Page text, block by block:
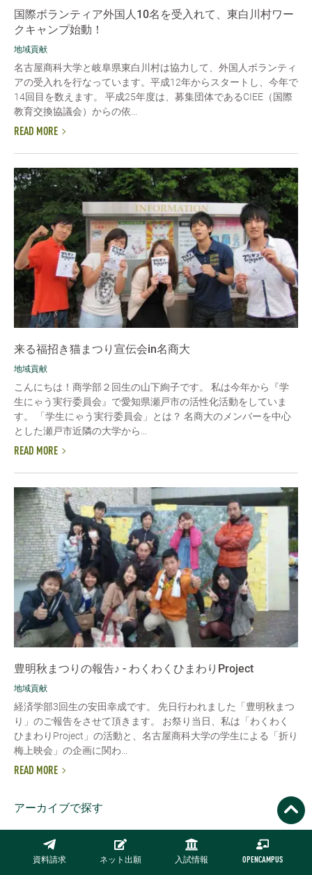
資料請求 ネット出願 入試情報 OPENCAMPUS
国際ボランティア外国人10名を受入れて、東白川村ワー
クキャンプ始動！
地域貢献
名古屋商科大学と岐阜県東白川村は協力して、外国人ボランティ
アの受入れを行なっています。平成12年からスタートし、今年で
14回目を数えます。 平成25年度は、募集団体であるCIEE（国際
教育交換協議会）からの依...
READ MORE
来る福招き猫まつり宣伝会in名商大
地域貢献
こんにちは！商学部２回生の山下絢子です。 私は今年から『学
生にゃう実行委員会』で愛知県瀬戸市の活性化活動をしていま
す。 「学生にゃう実行委員会」とは？ 名商大のメンバーを中心
とした瀬戸市近隣の大学から...
READ MORE
豊明秋まつりの報告♪ - わくわくひまわりProject
地域貢献
経済学部3回生の安田幸成です。 先日行われました「豊明秋まつ
り」のご報告をさせて頂きます。 お祭り当日、私は「わくわく
ひまわりProject」の活動と、名古屋商科大学の学生による「折り
梅上映会」の企画に関わ...
READ MORE
アーカイブで探す
2025/01 2024/01 2023/01
2019/01 2018/01 2017/01 2016/01